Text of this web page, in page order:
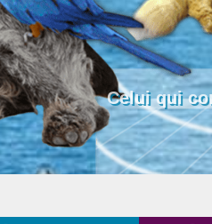
Celui qui